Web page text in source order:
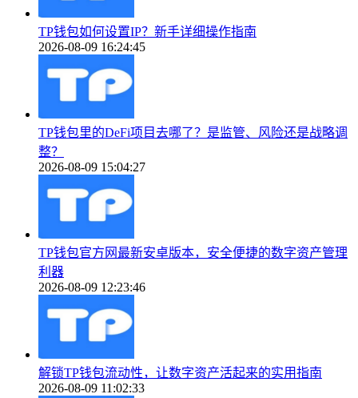
TP钱包如何设置IP？新手详细操作指南
2026-08-09 16:24:45
TP钱包里的DeFi项目去哪了？是监管、风险还是战略调
整？
2026-08-09 15:04:27
TP钱包官方网最新安卓版本，安全便捷的数字资产管理
利器
2026-08-09 12:23:46
解锁TP钱包流动性，让数字资产活起来的实用指南
2026-08-09 11:02:33